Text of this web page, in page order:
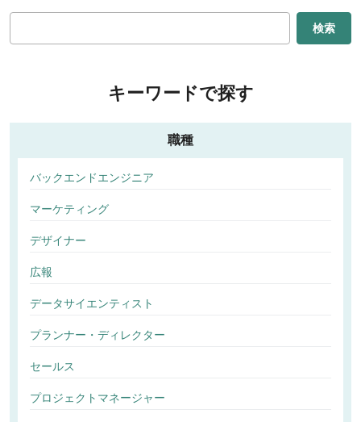
検索
キーワードで探す
職種
バックエンドエンジニア
マーケティング
デザイナー
広報
データサイエンティスト
プランナー・ディレクター
セールス
プロジェクトマネージャー